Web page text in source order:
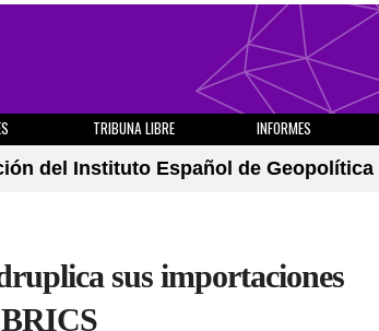
TRIBUNA LIBRE INFORMES
del Instituto Español de Geopolítica
sus importaciones